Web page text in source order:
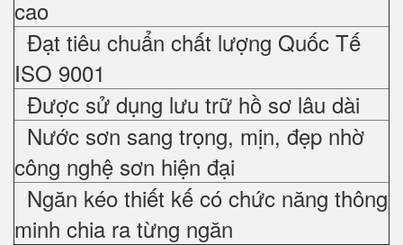
cao
Đạt tiêu chuẩn chất lượng Quốc Tế
ISO 9001
Được sử dụng lưu trữ hồ sơ lâu dài
Nước sơn sang trọng, mịn, đẹp nhờ
công nghệ sơn hiện đại
Ngăn kéo thiết kế có chức năng thông
minh chia ra từng ngăn